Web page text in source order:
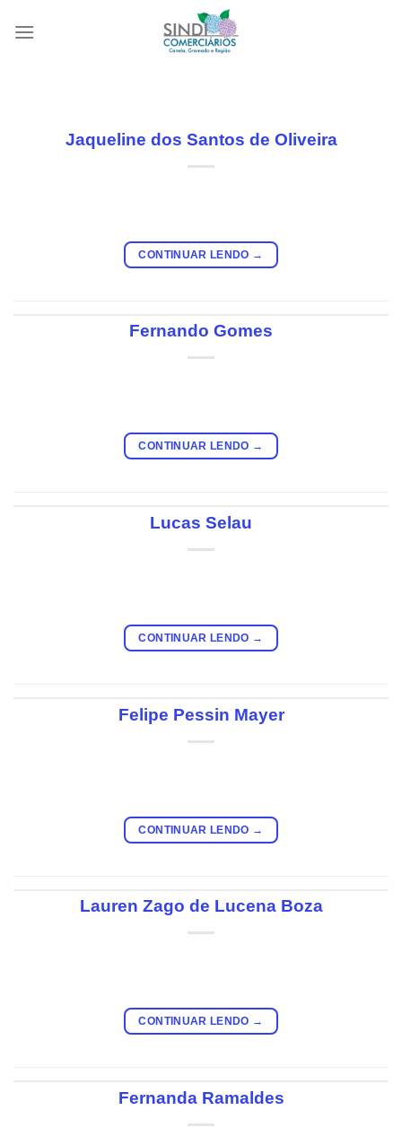
Jaqueline dos Santos de Oliveira
CONTINUAR LENDO →
Fernando Gomes
CONTINUAR LENDO →
Lucas Selau
CONTINUAR LENDO →
Felipe Pessin Mayer
CONTINUAR LENDO →
Lauren Zago de Lucena Boza
CONTINUAR LENDO →
Fernanda Ramaldes